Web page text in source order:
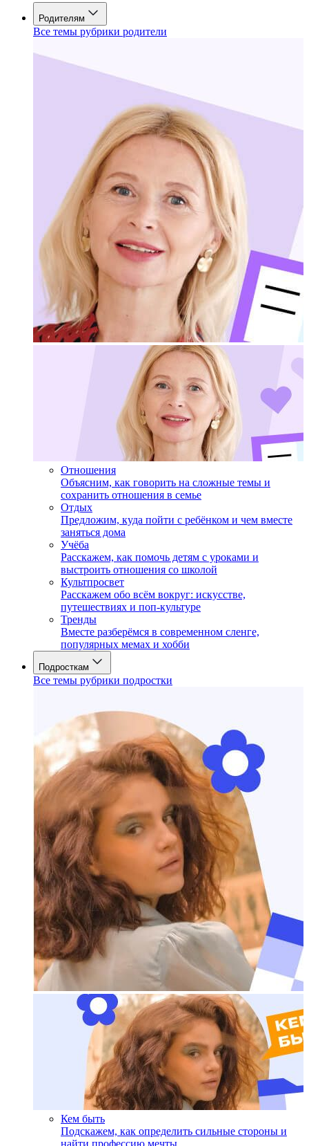
Родителям
Все темы рубрики родители
Отношения
Объясним, как говорить на сложные темы и
сохранить отношения в семье
Отдых
Предложим, куда пойти с ребёнком и чем вместе
заняться дома
Учёба
Расскажем, как помочь детям с уроками и
выстроить отношения со школой
Культпросвет
Расскажем обо всём вокруг: искусстве,
путешествиях и поп-культуре
Тренды
Вместе разберёмся в современном сленге,
популярных мемах и хобби
Подросткам
Все темы рубрики подростки
Кем быть
Подскажем, как определить сильные стороны и
найти профессию мечты